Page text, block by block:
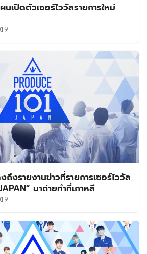
เปิดตัวเซอร์ไววัลรายการใหม่
งรายงานข่าวที่รายการเซอร์ไววัล
มาถ่ายทำที่เกาหลี